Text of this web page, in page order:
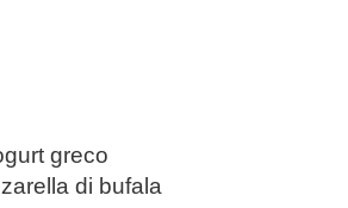
greco
di bufala